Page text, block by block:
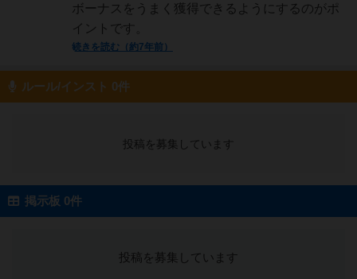
ボーナスをうまく獲得できるようにするのがポ
イントです。
続きを読む（約7年前）
ルール/インスト 0件
投稿を募集しています
掲示板 0件
投稿を募集しています